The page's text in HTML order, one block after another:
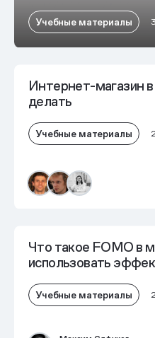
Учебные материалы
Интернет-магазин
делать
Учебные материалы
Что такое FOMO в
использовать
Учебные материалы